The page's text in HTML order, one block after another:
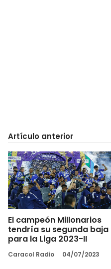
Artículo anterior
El campeón Millonarios
tendría su segunda baja
para la Liga 2023-II
Caracol Radio 04/07/2023